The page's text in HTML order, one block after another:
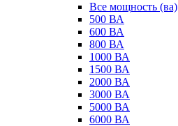
Все мощность (ва)
500 ВА
600 ВА
800 ВА
1000 ВА
1500 ВА
2000 ВА
3000 ВА
5000 ВА
6000 ВА